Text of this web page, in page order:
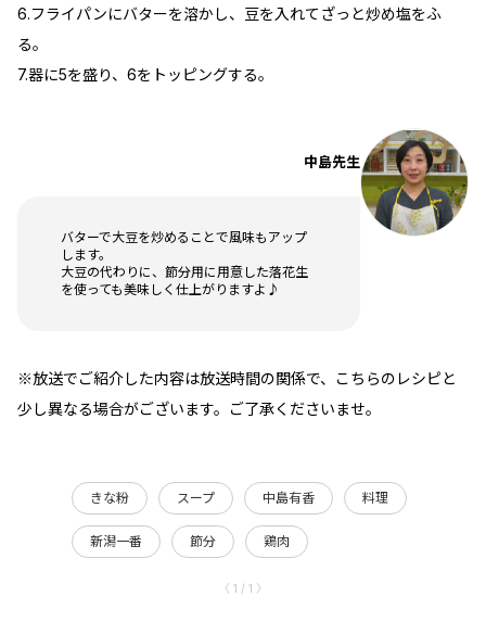
6.フライパンにバターを溶かし、豆を入れてざっと炒め塩をふ
る。
7.器に5を盛り、6をトッピングする。
中島先生
バターで大豆を炒めることで風味もアップ
します。
大豆の代わりに、節分用に用意した落花生
を使っても美味しく仕上がりますよ♪
※放送でご紹介した内容は放送時間の関係で、こちらのレシピと
少し異なる場合がございます。ご了承くださいませ。
きな粉 スープ 中島有香 料理
新潟一番 節分 鶏肉
〈 1 / 1 〉